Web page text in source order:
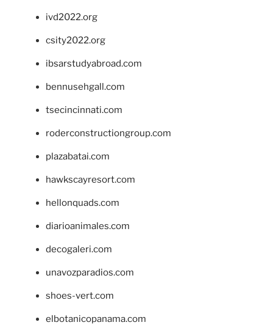
ivd2022.org
csity2022.org
ibsarstudyabroad.com
bennusehgall.com
tsecincinnati.com
roderconstructiongroup.com
plazabatai.com
hawkscayresort.com
hellonquads.com
diarioanimales.com
decogaleri.com
unavozparadios.com
shoes-vert.com
elbotanicopanama.com